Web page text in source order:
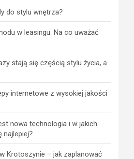
do stylu wnętrza?
w leasingu. Na co uważać
stają się częścią stylu życia, a
internetowe z wysokiej jakości
nowa technologia i w jakich
najlepiej?
Krotoszynie – jak zaplanować